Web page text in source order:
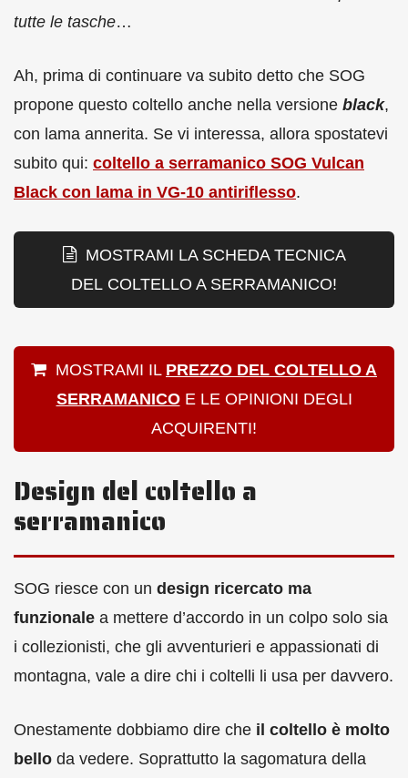
tutte le tasche…
Ah, prima di continuare va subito detto che SOG
propone questo coltello anche nella versione black,
con lama annerita. Se vi interessa, allora spostatevi
subito qui: coltello a serramanico SOG Vulcan
Black con lama in VG-10 antiriflesso.
MOSTRAMI LA SCHEDA TECNICA
DEL COLTELLO A SERRAMANICO!
MOSTRAMI IL PREZZO DEL COLTELLO A
SERRAMANICOE LE OPINIONI DEGLI
ACQUIRENTI!
Design del coltello a
serramanico
SOG riesce con un design ricercato ma
funzionale a mettere d’accordo in un colpo solo sia
i collezionisti, che gli avventurieri e appassionati di
montagna, vale a dire chi i coltelli li usa per davvero.
Onestamente dobbiamo dire che il coltello è molto
bello da vedere. Soprattutto la sagomatura della